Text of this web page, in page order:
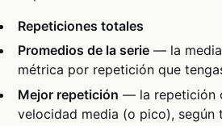
Repeticiones totales
Promedios de la serie — la
métrica por repetición que
Mejor repetición — la repetición
velocidad media (o pico), según